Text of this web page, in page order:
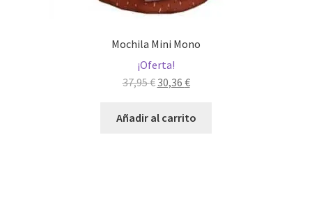
Mochila Mini Mono
¡Oferta!
37,95€El
original
30,36 €El
actual
Añadir al carrito